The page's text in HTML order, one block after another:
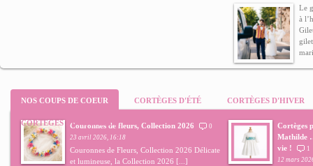
Le
à
NOS COUPS DE COEUR CORTÈGES D'ÉTÉ CORTÈGES D'HIVER
CORTÈGES DE MI-SAISONCouronnes de fleurs, Collection 2026
0
23 avril 2026, 16:18
Couronnes de Fleurs, Collection 2026 Délicate
et lumineuse, la Collection 2026 [...]
Cortèges
Mathilde
vie !
1
12 mars